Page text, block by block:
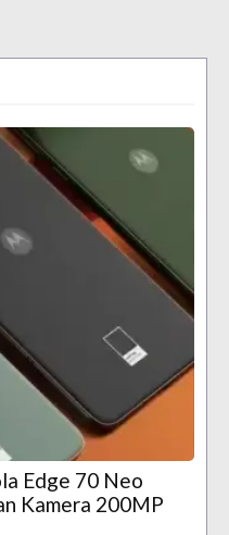
Edge 70 Neo
Kamera 200MP